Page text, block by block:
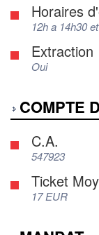
Horaires
12h a 14h30
Extraction
Oui
COMPTE
C.A.
547923
Ticket
17 EUR